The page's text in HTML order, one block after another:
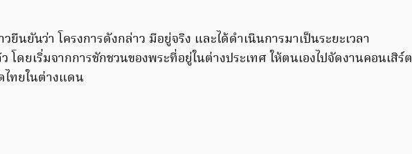
นยันว่า โครงการดังกล่าว มีอยู่จริง และได้ดำเนินการมาเป็นระยะเวลา
ดยเริ่มจากการชักชวนของพระที่อยู่ในต่างประเทศ ให้ตนเองไปจัดงานคอนเสิร์ต
ไทยในต่างแดน